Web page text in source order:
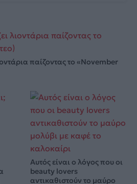
παίζοντας το «November
Αυτός είναι ο λόγος που οι
beauty lovers
αντικαθιστούν το μαύρο